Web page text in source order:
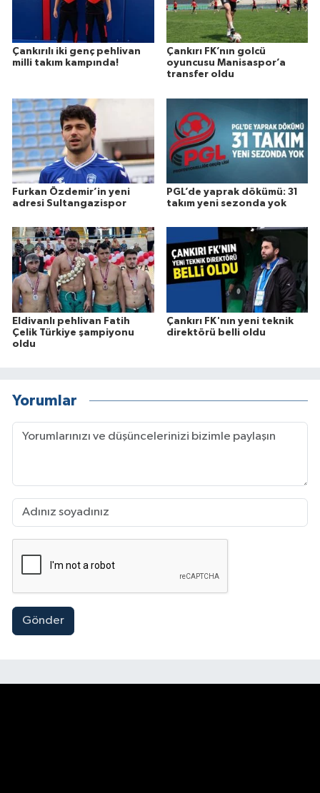
Çankırılı iki genç pehlivan
milli takım kampında!
Çankırı FK’nın golcü
oyuncusu Manisaspor’a
transfer oldu
Furkan Özdemir’in yeni
adresi Sultangazispor
PGL’de yaprak dökümü: 31
takım yeni sezonda yok
Eldivanlı pehlivan Fatih
Çelik Türkiye şampiyonu
oldu
Çankırı FK'nın yeni teknik
direktörü belli oldu
Yorumlar
Gönder